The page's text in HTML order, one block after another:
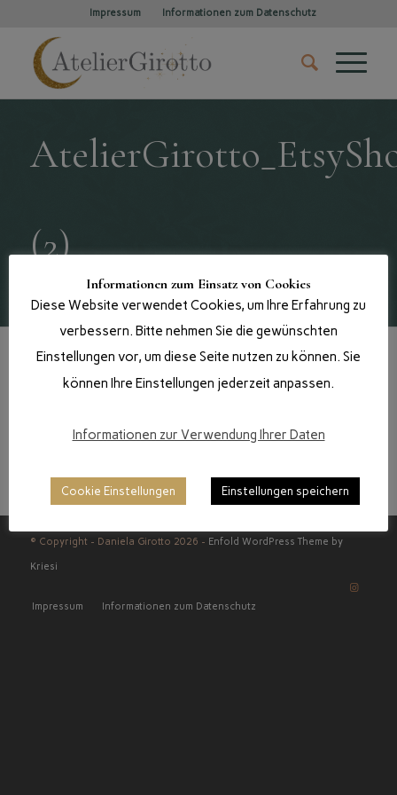
Impressum Informationen zum Datenschutz
(2)
Du bist hier: Startseite / Shop / Home /
AtelierGirotto_EtsyShopCover_1200x300 (2)
© Copyright - Daniela Girotto 2026 - Enfold WordPress Theme by
Kriesi
Impressum Informationen zum Datenschutz
Informationen zum Einsatz von Cookies
Diese Website verwendet Cookies, um Ihre Erfahrung zu
verbessern. Bitte nehmen Sie die gewünschten
Einstellungen vor, um diese Seite nutzen zu können. Sie
können Ihre Einstellungen jederzeit anpassen.
Informationen zur Verwendung Ihrer Daten
Cookie Einstellungen Einstellungen speichern